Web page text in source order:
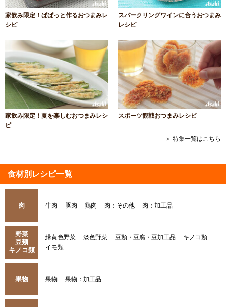
家飲み限定！ぱぱっと作るおつまみレ
シピ
スパークリングワインに合うおつまみ
レシピ
家飲み限定！夏を楽しむおつまみレシ
ピ
スポーツ観戦おつまみレシピ
＞ 特集一覧はこちら
食材別レシピ一覧
肉 牛肉 豚肉 鶏肉 肉：その他 肉：加工品
野菜
豆類
キノコ類
緑黄色野菜 淡色野菜 豆類・豆腐・豆加工品
キノコ類
イモ類
果物 果物 果物：加工品